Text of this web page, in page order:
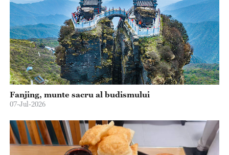
Fanjing, munte sacru al budismului
07-Jul-2026